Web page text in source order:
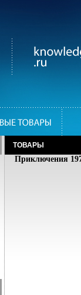
ТОВАРЫ
Приключения